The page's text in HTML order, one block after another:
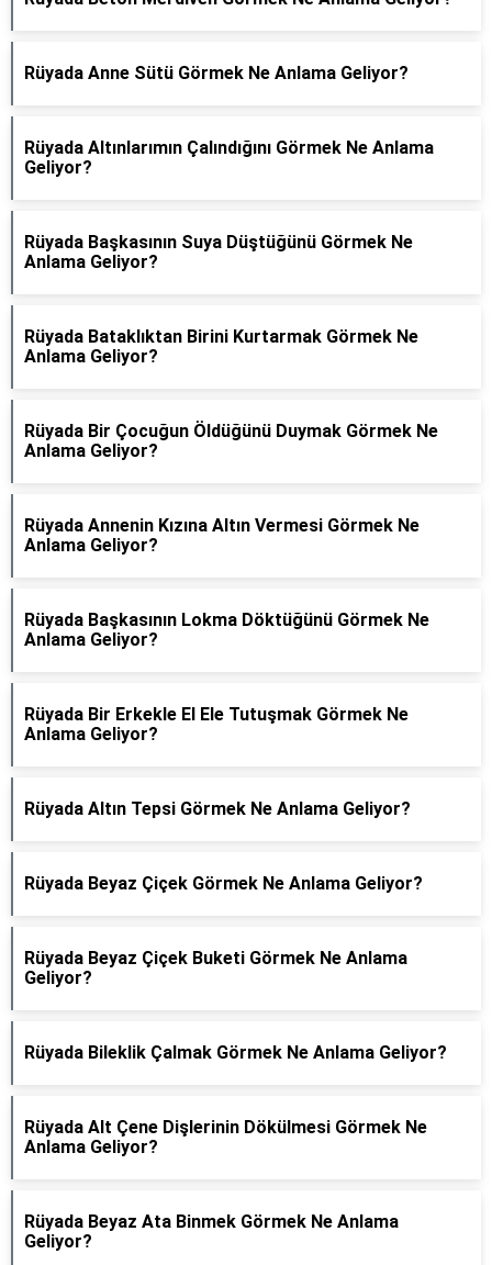
Rüyada Anne Sütü Görmek Ne Anlama Geliyor?
Rüyada Altınlarımın Çalındığını Görmek Ne Anlama
Geliyor?
Rüyada Başkasının Suya Düştüğünü Görmek Ne
Anlama Geliyor?
Rüyada Bataklıktan Birini Kurtarmak Görmek Ne
Anlama Geliyor?
Rüyada Bir Çocuğun Öldüğünü Duymak Görmek Ne
Anlama Geliyor?
Rüyada Annenin Kızına Altın Vermesi Görmek Ne
Anlama Geliyor?
Rüyada Başkasının Lokma Döktüğünü Görmek Ne
Anlama Geliyor?
Rüyada Bir Erkekle El Ele Tutuşmak Görmek Ne
Anlama Geliyor?
Rüyada Altın Tepsi Görmek Ne Anlama Geliyor?
Rüyada Beyaz Çiçek Görmek Ne Anlama Geliyor?
Rüyada Beyaz Çiçek Buketi Görmek Ne Anlama
Geliyor?
Rüyada Bileklik Çalmak Görmek Ne Anlama Geliyor?
Rüyada Alt Çene Dişlerinin Dökülmesi Görmek Ne
Anlama Geliyor?
Rüyada Beyaz Ata Binmek Görmek Ne Anlama
Geliyor?